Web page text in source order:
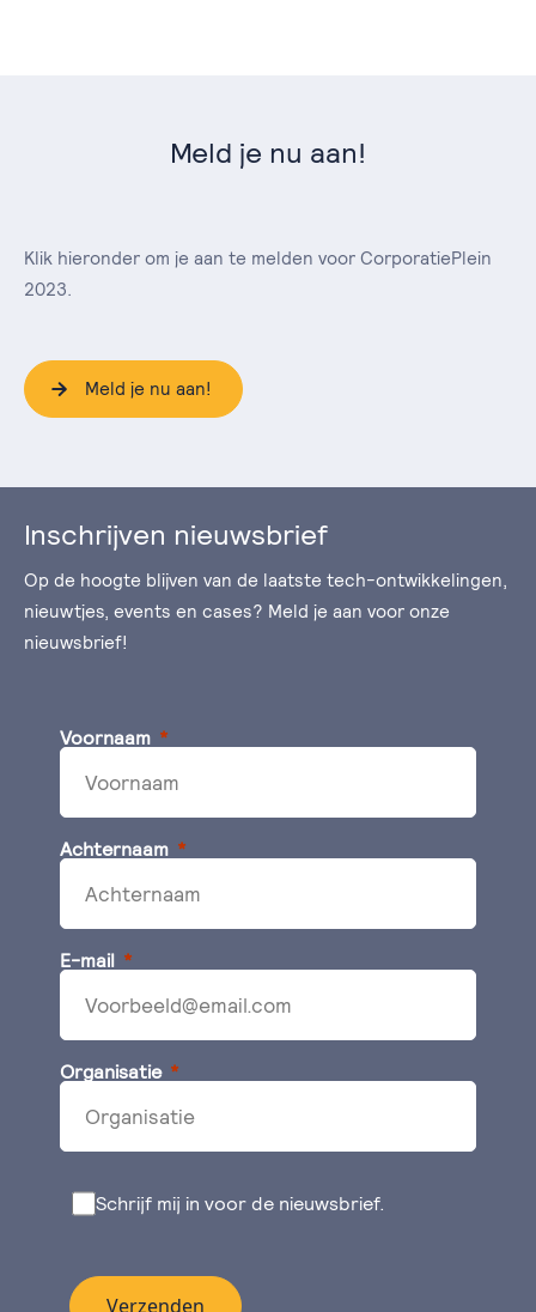
Meld je nu aan!
Klik hieronder om je aan te melden voor CorporatiePlein
2023.
Meld je nu aan!
Inschrijven nieuwsbrief
Op de hoogte blijven van de laatste tech-ontwikkelingen,
nieuwtjes, events en cases? Meld je aan voor onze
nieuwsbrief!
Voornaam
Achternaam
E-mail
Organisatie
Schrijf mij in voor de nieuwsbrief.
Verzenden